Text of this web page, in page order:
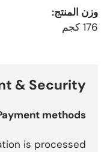
وزن المنتج:
176 كجم
& Security
methods
is processed